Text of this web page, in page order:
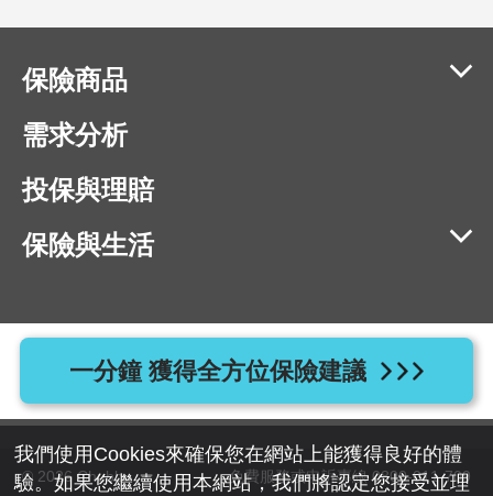
保險商品
需求分析
投保與理賠
保險與生活
Opera 20 以上版本
地址：110055 台北市信義區忠孝東路四段525號7樓
© 2026 Chubb 免費服務或申訴專線 0800-011-709
一分鐘 獲得全方位保險建議
我們使用Cookies來確保您在網站上能獲得良好的體
驗。如果您繼續使用本網站，我們將認定您接受並理